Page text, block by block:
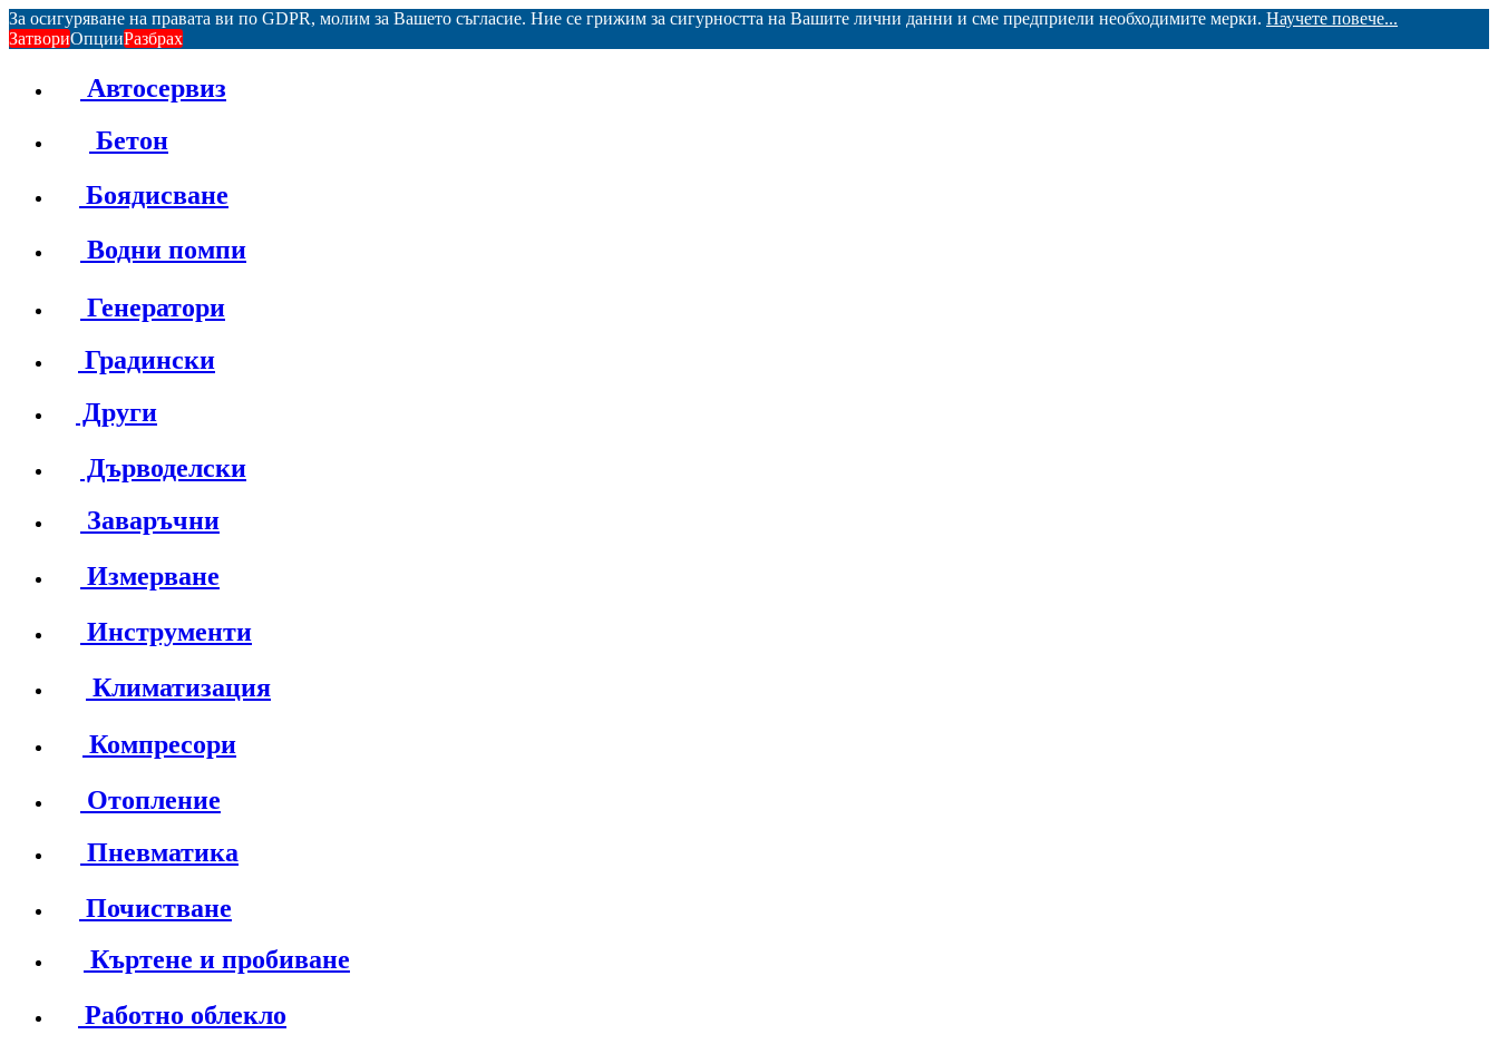
За осигуряване на правата ви по GDPR, молим за Вашето съгласие. Ние се грижим за сигурността на Вашите лични данни и сме предприели необходимите мерки. Научете повече...
ЗатвориОпцииРазбрах
Автосервиз
Бетон
Боядисване
Водни помпи
Генератори
Градински
Други
Дърводелски
Заваръчни
Измерване
Инструменти
Климатизация
Компресори
Отопление
Пневматика
Почистване
Къртене и пробиване
Работно облекло